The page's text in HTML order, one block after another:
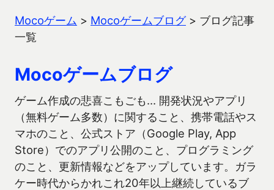
Mocoゲーム > Mocoゲームブログ> ブログ記事
一覧
Mocoゲームブログ
ゲーム作成の悲喜こもごも… 開発状況やアプリ
（無料ゲーム多数）に関すること、携帯電話やス
マホのこと、公式ストア（Google Play, App
Store）でのアプリ公開のこと、プログラミング
のこと、更新情報などをアップしています。ガラ
ケー時代からかれこれ20年以上継続しているブ